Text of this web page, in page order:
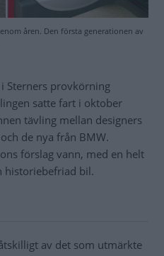
åren. Den första generationen av
Sterners provkörning
satte fart i oktober
tävling mellan designers
de nya från BMW.
förslag vann, med en helt
historiebefriad bil.
av det som utmärkte